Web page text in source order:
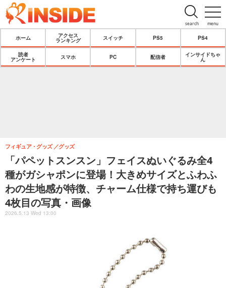
menu
search
ホーム
アクセス
ランキング
スイッチ PS5 PS4
読者
アンケート
スマホ PC 配信者
インサイドちゃ
ん
「パペットスンスン」フェイスぬいぐるみ全4
種がガシャポンに登場！大きめサイズとふわふ
わの生地感が特徴、チャーム仕様で持ち運びも
4枚目の写真・画像
フィギュア・グッズ グッズ
2026.5.13 Wed 13:00